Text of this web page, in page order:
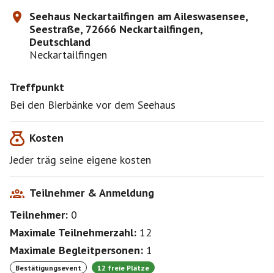
Seehaus Neckartailfingen am Aileswasensee,
Seestraße, 72666 Neckartailfingen,
Deutschland
Neckartailfingen
Treffpunkt
Bei den Bierbänke vor dem Seehaus
Kosten
Jeder träg seine eigene kosten
Teilnehmer & Anmeldung
Teilnehmer: 0
Maximale Teilnehmerzahl: 12
Maximale Begleitpersonen: 1
Bestätigungsevent 12 freie Plätze